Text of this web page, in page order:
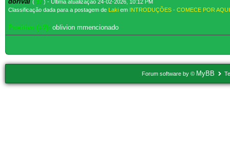
( 37 ) - Última atualização 24-02-2026, 10:12 PM
Classificação dada para a postagem de Laki em INTRODUÇÕES - COMECE POR AQUI
Positivo (+2): oblivion mmencionado
Forum software by © MyBB